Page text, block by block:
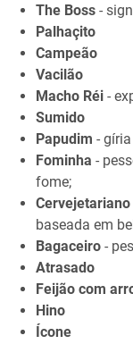
The Boss -
Palhaçito
Campeão
Vacilão
Macho Réi -
Sumido
Papudim -
Fominha -
fome;
Cervejetariano
baseada em
Bagaceiro -
Atrasado
Feijão com
Hino
Ícone